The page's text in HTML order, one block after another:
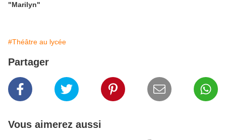
"Marilyn"
#Théâtre au lycée
Partager
Vous aimerez aussi